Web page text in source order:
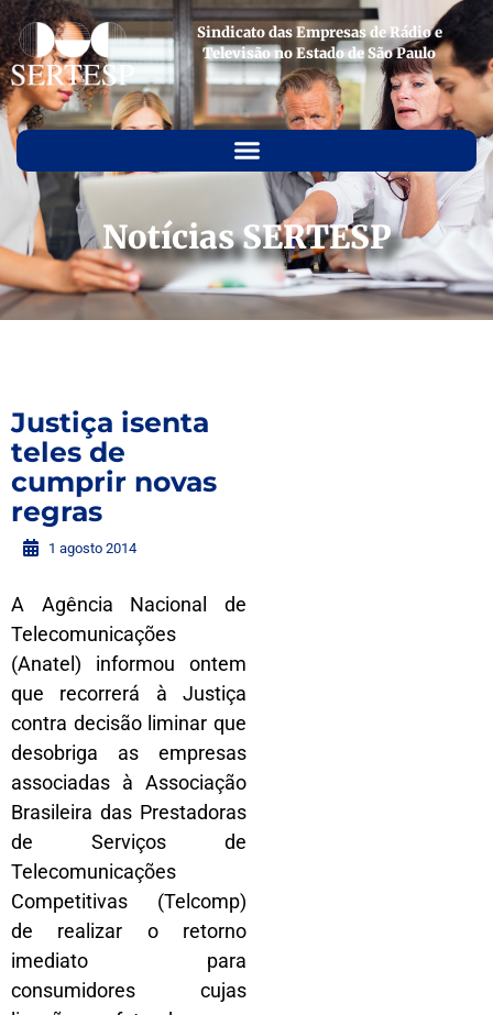
Sindicato das Empresas de Rádio e
Televisão no Estado de São Paulo
Notícias SERTESP
Justiça isenta
teles de
cumprir novas
regras
1 agosto 2014
A Agência Nacional de
Telecomunicações
(Anatel) informou ontem
que recorrerá à Justiça
contra decisão liminar que
desobriga as empresas
associadas à Associação
Brasileira das Prestadoras
de Serviços de
Telecomunicações
Competitivas (Telcomp)
de realizar o retorno
imediato para
consumidores cujas